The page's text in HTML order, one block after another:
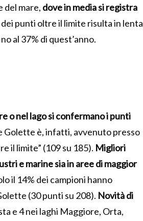
del mare, dove in media si registra
punti oltre il limite risulta in lenta
al 37% di quest’anno.
o nel lago si confermano i punti
Golette è, infatti, avvenuto presso
il limite” (109 su 185). Migliori
e marine sia in aree di maggior
il 14% dei campioni hanno
(30 punti su 208). Novità di
e 4 nei laghi Maggiore, Orta,